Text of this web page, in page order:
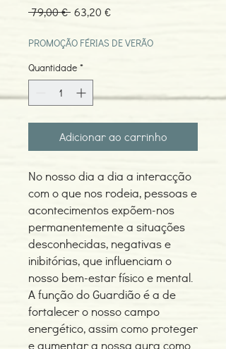
79,00 € Preço
63,20 €Preço
PROMOÇÃO FÉRIAS DE VERÃO
Quantidade *
Adicionar ao carrinho
No nosso dia a dia a interacção
com o que nos rodeia, pessoas e
acontecimentos expõem-nos
permanentemente a situações
desconhecidas, negativas e
inibitórias, que influenciam o
nosso bem-estar físico e mental.
A função do Guardião é a de
fortalecer o nosso campo
energético, assim como proteger
e aumentar a nossa aura como